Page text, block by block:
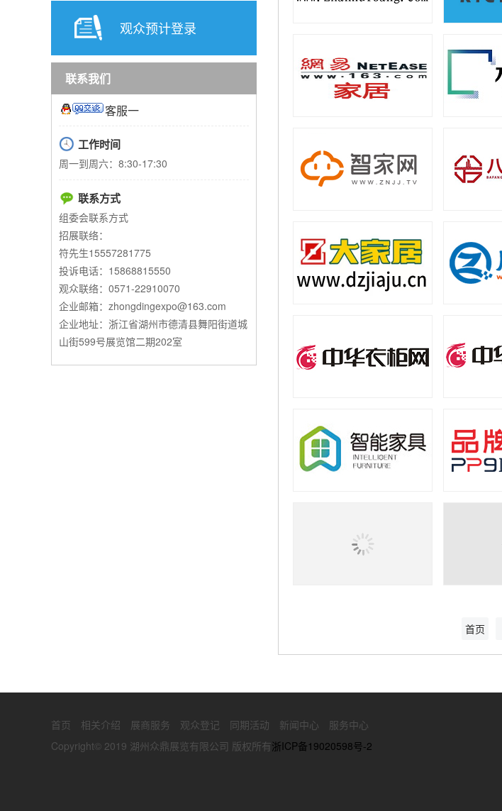
观众预计登录
联系我们
客服一
工作时间
周一到周六：8:30-17:30
联系方式
组委会联系方式
招展联络：
符先生15557281775
投诉电话：15868815550
观众联络：0571-22910070
企业邮箱：zhongdingexpo@163.com
企业地址：浙江省湖州市德清县舞阳街道城
山街599号展览馆二期202室
首页
首页 相关介绍 展商服务 观众登记 同期活动 新闻中心
服务中心
Copyright© 2019 湖州众鼎展览有限公司 版权所有浙ICP备19020598号-2